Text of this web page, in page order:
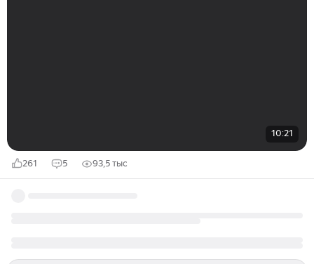
10:21
261 5 93,5 тыс